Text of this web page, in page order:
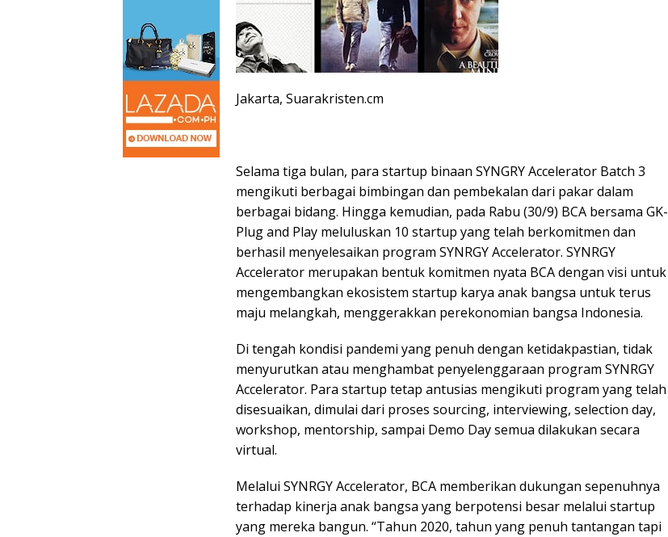
Jakarta, Suarakristen.cm
Selama tiga bulan, para startup binaan SYNGRY Accelerator Batch 3
mengikuti berbagai bimbingan dan pembekalan dari pakar dalam
berbagai bidang. Hingga kemudian, pada Rabu (30/9) BCA bersama GK-
Plug and Play meluluskan 10 startup yang telah berkomitmen dan
berhasil menyelesaikan program SYNRGY Accelerator. SYNRGY
Accelerator merupakan bentuk komitmen nyata BCA dengan visi untuk
mengembangkan ekosistem startup karya anak bangsa untuk terus
maju melangkah, menggerakkan perekonomian bangsa Indonesia.
Di tengah kondisi pandemi yang penuh dengan ketidakpastian, tidak
menyurutkan atau menghambat penyelenggaraan program SYNRGY
Accelerator. Para startup tetap antusias mengikuti program yang telah
disesuaikan, dimulai dari proses sourcing, interviewing, selection day,
workshop, mentorship, sampai Demo Day semua dilakukan secara
virtual.
Melalui SYNRGY Accelerator, BCA memberikan dukungan sepenuhnya
terhadap kinerja anak bangsa yang berpotensi besar melalui startup
yang mereka bangun. “Tahun 2020, tahun yang penuh tantangan tapi